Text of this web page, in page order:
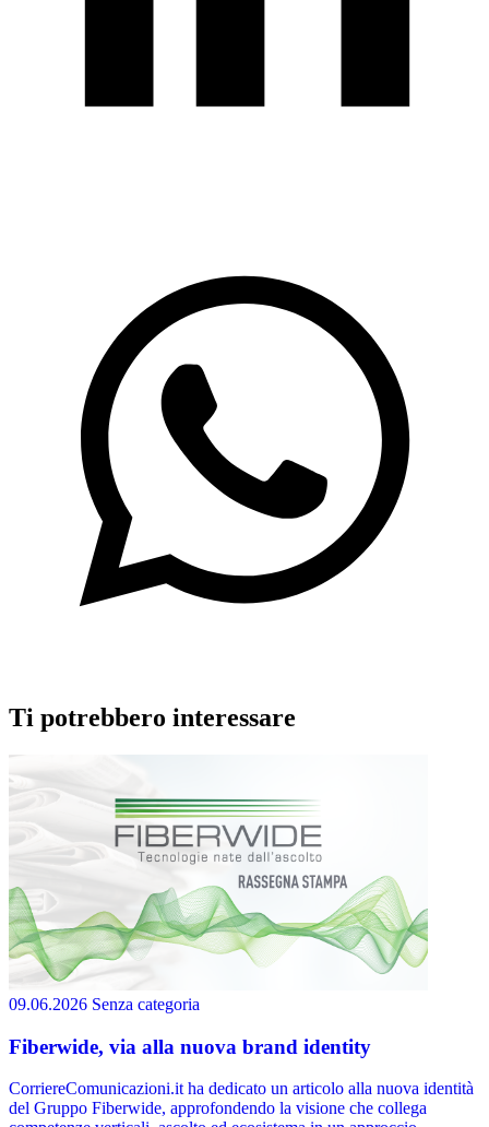
Ti potrebbero interessare
09.06.2026 Senza categoria
Fiberwide, via alla nuova brand identity
CorriereComunicazioni.it ha dedicato un articolo alla nuova identità
del Gruppo Fiberwide, approfondendo la visione che collega